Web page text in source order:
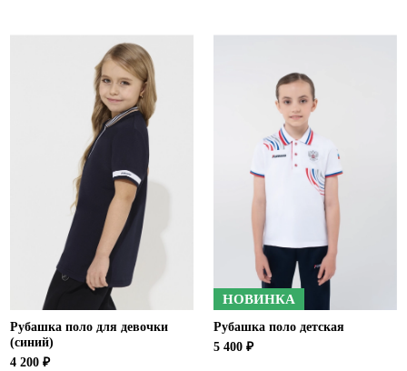
Рубашка поло для девочки
(синий)
4 200 ₽
НОВИНКА
Рубашка поло детская
5 400 ₽